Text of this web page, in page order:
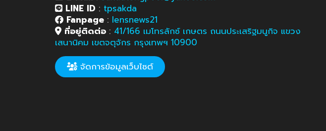
LINE ID : tpsakda
Fanpage : lensnews21
ที่อยู่ติดต่อ : 41/166 เมโทรลักซ์ เกษตร ถนนประเสริฐมนูกิจ แขวง
เสนานิคม เขตจตุจักร กรุงเทพฯ 10900
จัดการข้อมูลเว็บไซต์